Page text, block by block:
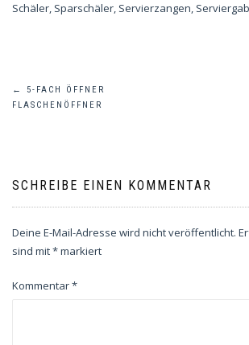
Schäler, Sparschäler, Servierzangen,
Beitragsnavigation
←
5-FACH ÖFFNER
FLASCHENÖFFNER
SCHREIBE EINEN KOMMENTAR
Deine E-Mail-Adresse wird nicht veröffentlicht.
sind mit*markiert
Kommentar*